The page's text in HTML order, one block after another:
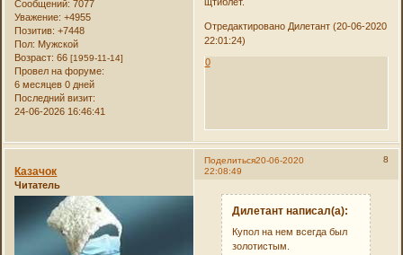
Сообщений: 7077
Уважение: +4955
Позитив: +7448
Пол: Мужской
Возраст: 66[1959-11-14]
Провел на форуме:
6 месяцев 0 дней
Последний визит:
24-06-2026 16:46:41
Отредактировано Дилетант (20-06-2020
22:01:24)
0
Поделиться 8
20-06-2020
22:08:49
Казачок
Читатель
Дилетант написал(а):
Купол на нем всегда был
золотистым.